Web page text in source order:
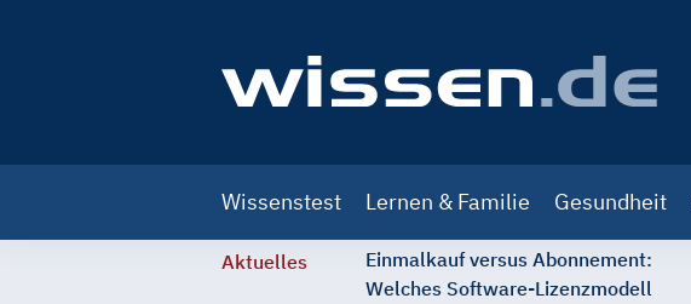
navigation
Wissenstest Lernen & Familie Gesundheit
Aktuelles
Einmalkauf versus Abonnement:
Welches Software-Lizenzmodell